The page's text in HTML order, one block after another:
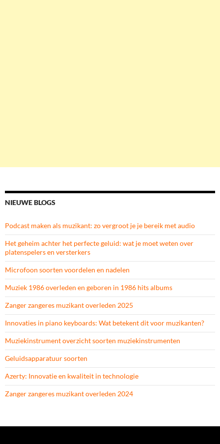
NIEUWE BLOGS
Podcast maken als muzikant: zo vergroot je je bereik met audio
Het geheim achter het perfecte geluid: wat je moet weten over
platenspelers en versterkers
Microfoon soorten voordelen en nadelen
Muziek 1986 overleden en geboren in 1986 hits albums
Zanger zangeres muzikant overleden 2025
Innovaties in piano keyboards: Wat betekent dit voor muzikanten?
Muziekinstrument overzicht soorten muziekinstrumenten
Geluidsapparatuur soorten
Azerty: Innovatie en kwaliteit in technologie
Zanger zangeres muzikant overleden 2024